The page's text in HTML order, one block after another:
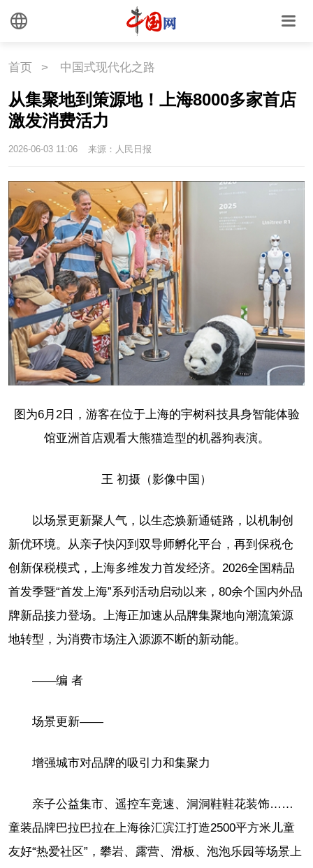
首页 > 中国式现代化之路
从集聚地到策源地！上海8000多家首店
激发消费活力
2026-06-03 11:06 来源：人民日报
图为6月2日，游客在位于上海的宇树科技具身智能体验
馆亚洲首店观看大熊猫造型的机器狗表演。
王 初摄（影像中国）
以场景更新聚人气，以生态焕新通链路，以机制创
新优环境。从亲子快闪到双导师孵化平台，再到保税仓
创新保税模式，上海多维发力首发经济。2026全国精品
首发季暨“首发上海”系列活动启动以来，80余个国内外品
牌新品接力登场。上海正加速从品牌集聚地向潮流策源
地转型，为消费市场注入源源不断的新动能。
——编 者
场景更新——
增强城市对品牌的吸引力和集聚力
亲子公益集市、遥控车竞速、洞洞鞋鞋花装饰……
童装品牌巴拉巴拉在上海徐汇滨江打造2500平方米儿童
友好“热爱社区”，攀岩、露营、滑板、泡泡乐园等场景上